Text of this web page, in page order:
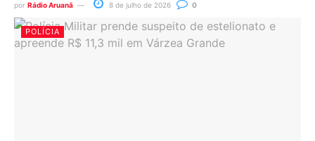
por Rádio Aruanã 8 de julho de 2026 0
POLÍCIA